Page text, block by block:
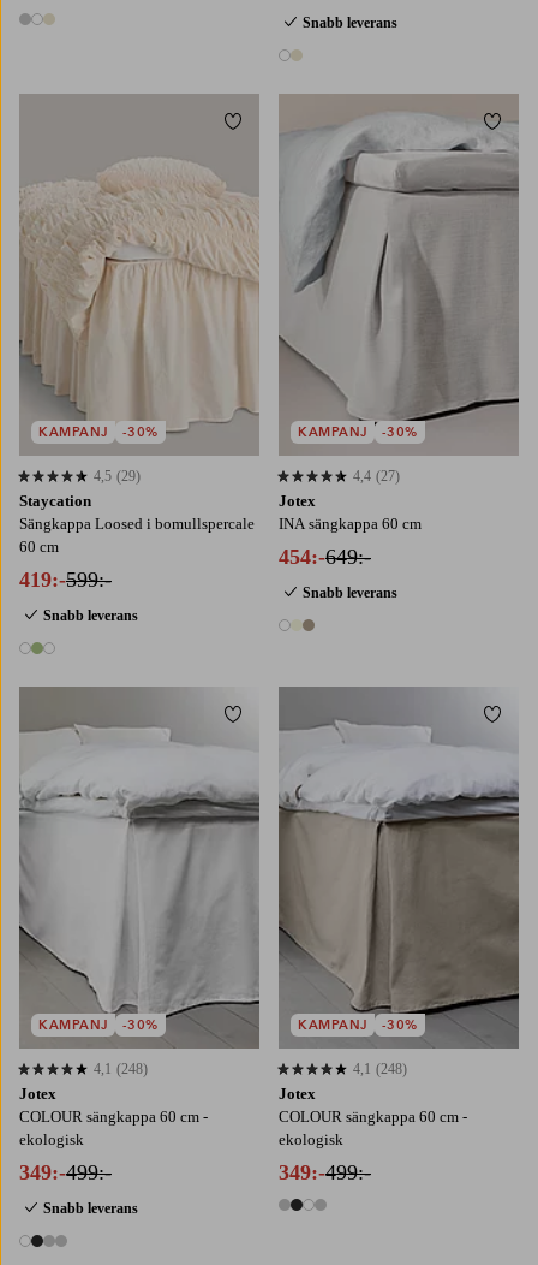
3 färger Snabb leverans
2 färger
Staycation
Sängkappa Loosed i bomullspercale
60 cm
419:-599:-
Snabb leverans
3 färger
4,5 baserat på 29 st betyg
4,5 (29)
KAMPANJ -30%
Lägg till i favoriter
120X200
160X200
180X200
Jotex
INA sängkappa 60 cm
454:-649:-
Snabb leverans
3 färger
4,4 baserat på 27 st betyg
4,4 (27)
KAMPANJ -30%
120X200 160X200
Jotex
COLOUR sängkappa 60 cm -
ekologisk
349:-499:-
Snabb leverans
4 färger
4,1 baserat på 248 st betyg
4,1 (248)
KAMPANJ -30%
Lägg till i favoriter
Jotex
COLOUR sängkappa 60 cm -
ekologisk
349:-499:-
4 färger
4,1 baserat på 248 st betyg
4,1 (248)
KAMPANJ -30%